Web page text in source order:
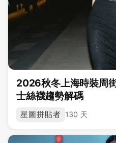
2026秋冬上海時裝周
士絲襪趨勢解碼
星圖拼貼者 130 天